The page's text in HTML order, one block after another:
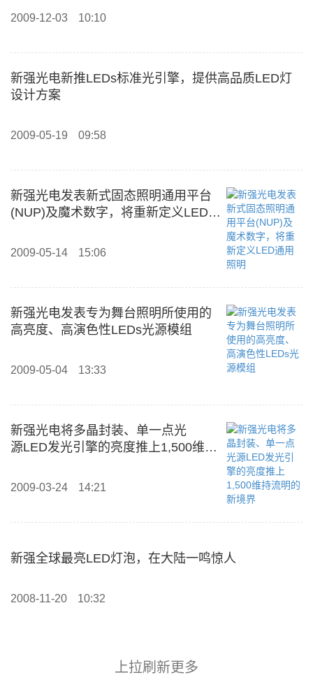
2009-12-03 10:10
新强光电新推LEDs标准光引擎，提供高品质LED灯
设计方案
2009-05-19 09:58
新强光电发表新式固态照明通用平台
(NUP)及魔术数字，将重新定义LED通
2009-05-14 15:06
新强光电发表专为舞台照明所使用的
高亮度、高演色性LEDs光源模组
2009-05-04 13:33
新强光电将多晶封装、单一点光
源LED发光引擎的亮度推上1,500维持
2009-03-24 14:21
新强全球最亮LED灯泡，在大陆一鸣惊人
2008-11-20 10:32
上拉刷新更多